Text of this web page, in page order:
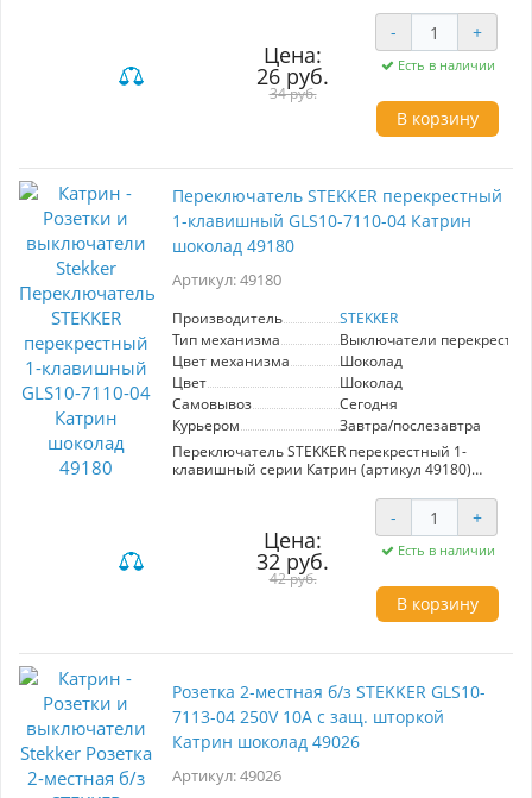
высококачественный сигнал с импедансом 75
Ом и частотным диапазоном 5-862 МГц.
Элегантный шоколадный цвет из серии
Катрин гармонично впишется в любой
интерьер, а надежная конструкция
гарантирует долговечность и безопасность
эксплуатации. Идеальное решение для
создания комфортной медиа-зоны.
Цена:
26 руб.
34 руб.
- +
Есть в наличии
В корзину
Переключатель STEKKER перекрестный
1-клавишный GLS10-7110-04 Катрин
шоколад 49180
Артикул: 49180
Производитель
STEKKER
Тип механизма
Выключатели
Цвет механизма
Шоколад
Цвет
Шоколад
Самовывоз
Сегодня
Курьером
Завтра/послезавтра
Переключатель STEKKER перекрестный 1-
клавишный серии Катрин (артикул 49180)
интерьера. С скрытым типом установки, его
размер составляет 55*55*35 мм, что позволяет
легко интегрировать его в любые стеновые
покрытия. Шоколадный цвет механизма
придаст вашему помещению изысканный вид,
а прочный поликарбонат и латунь обеспечат
долгий срок службы. Номинальное
надежную работу устройства, соответствуя
механизму, вы получите удобство в
управлении освещением в разных зонах.
Выбор переключателя STEKKER — это
уверенность в качестве и стиле.
Цена:
32 руб.
42 руб.
- +
Есть в наличии
В корзину
Розетка 2-местная б/з STEKKER GLS10-
7113-04 250V 10А с защ. шторкой
Катрин шоколад 49026
Артикул: 49026